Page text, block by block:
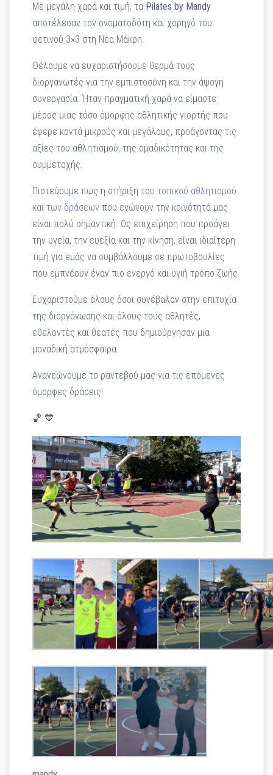
Με μεγάλη χαρά και τιμή, τα Pilates by Mandy
αποτέλεσαν τον ονοματοδότη και χορηγό του
φετινού 3×3 στη Νέα Μάκρη.
Θέλουμε να ευχαριστήσουμε θερμά τους
διοργανωτές για την εμπιστοσύνη και την άψογη
συνεργασία. Ήταν πραγματική χαρά να είμαστε
μέρος μιας τόσο όμορφης αθλητικής γιορτής που
έφερε κοντά μικρούς και μεγάλους, προάγοντας τις
αξίες του αθλητισμού, της ομαδικότητας και της
συμμετοχής.
Πιστεύουμε πως η στήριξη τουτοπικού αθλητισμού
και των δράσεων που ενώνουν την κοινότητά μας
είναι πολύ σημαντική. Ως επιχείρηση που προάγει
την υγεία, την ευεξία και την κίνηση, είναι ιδιαίτερη
τιμή για εμάς να συμβάλλουμε σε πρωτοβουλίες
που εμπνέουν έναν πιο ενεργό και υγιή τρόπο ζωής.
Ευχαριστούμε όλους όσοι συνέβαλαν στην επιτυχία
της διοργάνωσης και όλους τους αθλητές,
εθελοντές και θεατές που δημιούργησαν μια
μοναδική ατμόσφαιρα.
Ανανεώνουμε το ραντεβού μας για τις επόμενες
όμορφες δράσεις!
🏀 💙